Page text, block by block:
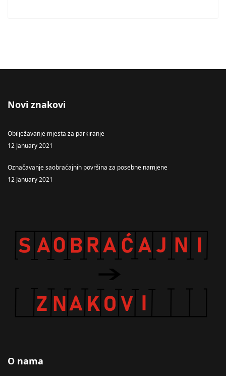
Novi znakovi
Obilježavanje mjesta za parkiranje
12 January 2021
Označavanje saobraćajnih površina za posebne namjene
12 January 2021
O nama